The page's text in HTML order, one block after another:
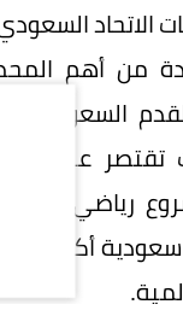
الاتحاد
من أهم
السعودية،
على
رياضي وطني
أكثر